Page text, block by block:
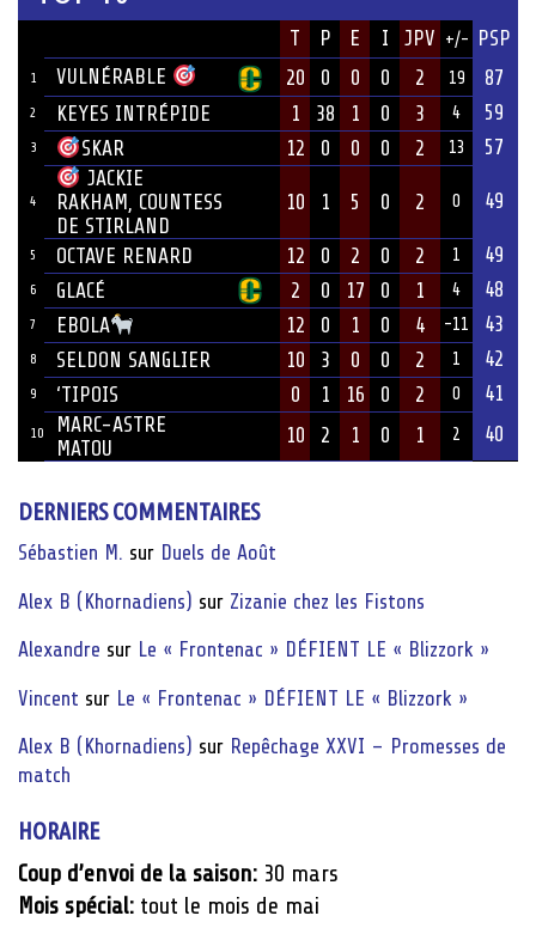
T P E I JPV +/- PSP
1 VULNÉRABLE 20 0 0 0 2 19 87
2 KEYES INTRÉPIDE 1 38 1 0 3 4 59
3 SKAR 12 0 0 0 2 13 57
4
JACKIE
RAKHAM, COUNTESS
DE STIRLAND
10 1 5 0 2 0 49
5 OCTAVE RENARD 12 0 2 0 2 1 49
6 GLACÉ 2 0 17 0 1 4 48
7 EBOLA 12 0 1 0 4 -11 43
8 SELDON SANGLIER 10 3 0 0 2 1 42
9 ‘TIPOIS 0 1 16 0 2 0 41
10
MARC-ASTRE
MATOU
10 2 1 0 1 2 40
DERNIERS COMMENTAIRES
Sébastien M. sur Duels de Août
Alex B (Khornadiens) sur Zizanie chez les Fistons
Alexandre sur Le « Frontenac » DÉFIENT LE « Blizzork »
Vincent sur Le « Frontenac » DÉFIENT LE « Blizzork »
Alex B (Khornadiens) sur Repêchage XXVI – Promesses de
match
HORAIRE
Coup d’envoi de la saison: 30 mars
Mois spécial: tout le mois de mai